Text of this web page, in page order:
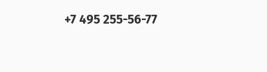
+7 495 255-56-77